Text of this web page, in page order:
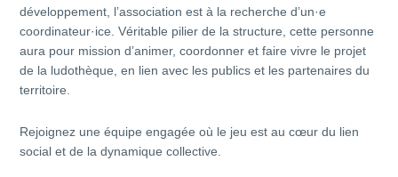
développement, l’association est à la recherche d’un·e
coordinateur·ice. Véritable pilier de la structure, cette personne
aura pour mission d’animer, coordonner et faire vivre le projet
de la ludothèque, en lien avec les publics et les partenaires du
territoire.
Rejoignez une équipe engagée où le jeu est au cœur du lien
social et de la dynamique collective.